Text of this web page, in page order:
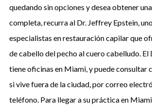
quedando sin opciones y desea obtener
completa, recurra al Dr. Jeffrey Epstein,
especialistas en restauración capilar que
de cabello del pecho al cuero cabelludo. El
tiene oficinas en Miami, y puede consultar
si vive fuera de la ciudad, por correo
teléfono. Para llegar a su práctica en